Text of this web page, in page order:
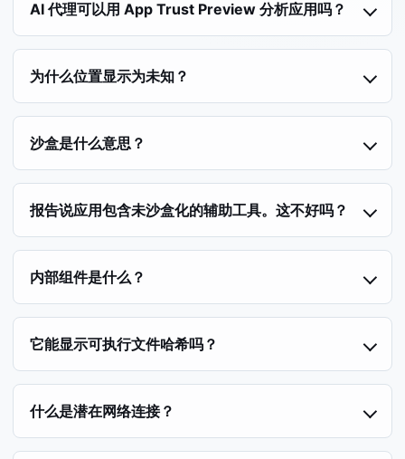
AI 代理可以用 App Trust Preview 分析应用吗？
为什么位置显示为未知？
沙盒是什么意思？
报告说应用包含未沙盒化的辅助工具。这不好吗？
内部组件是什么？
它能显示可执行文件哈希吗？
什么是潜在网络连接？